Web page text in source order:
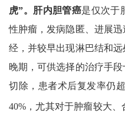
虎”。肝内胆管癌是仅次于
性肿瘤，发病隐匿、进展
经，并较早出现淋巴结和
晚期，可供选择的治疗手
切除，患者术后复发率仍超
40% ，尤其对于肿瘤较大